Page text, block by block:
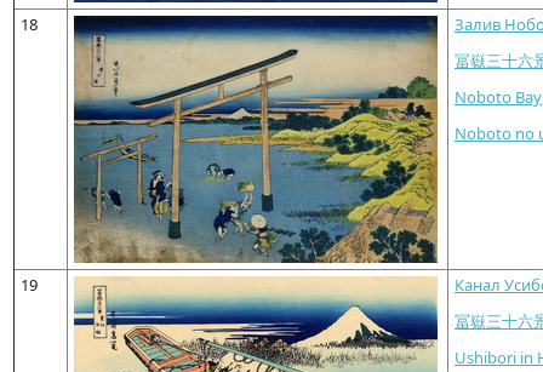
18
Залив
冨嶽三十
Noboto Bay
Noboto no
19
Канал
冨嶽三十
Ushibori in